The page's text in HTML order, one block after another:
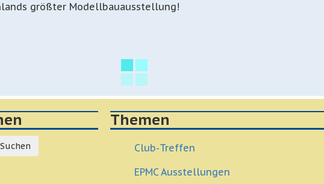
größter Modellbauausstellung!
Suchen
Themen
Club-Treffen
EPMC Ausstellungen